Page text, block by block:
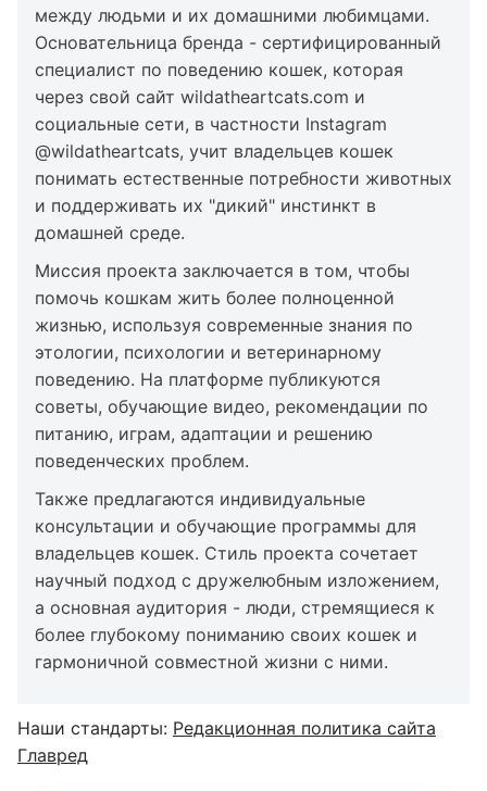
между людьми и их домашними любимцами.
Основательница бренда - сертифицированный
специалист по поведению кошек, которая
через свой сайт wildatheartcats.com и
социальные сети, в частности Instagram
@wildatheartcats, учит владельцев кошек
понимать естественные потребности животных
и поддерживать их "дикий" инстинкт в
домашней среде.
Миссия проекта заключается в том, чтобы
помочь кошкам жить более полноценной
жизнью, используя современные знания по
этологии, психологии и ветеринарному
поведению. На платформе публикуются
советы, обучающие видео, рекомендации по
питанию, играм, адаптации и решению
поведенческих проблем.
Также предлагаются индивидуальные
консультации и обучающие программы для
владельцев кошек. Стиль проекта сочетает
научный подход с дружелюбным изложением,
а основная аудитория - люди, стремящиеся к
более глубокому пониманию своих кошек и
гармоничной совместной жизни с ними.
Наши стандарты: Редакционная политика сайта
Главред